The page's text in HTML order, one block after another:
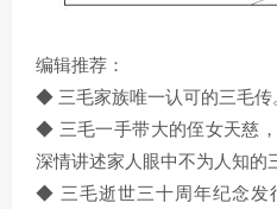
编辑推荐：
◆ 三毛家族唯一认可的三毛传
◆ 三毛一手带大的侄女天慈
深情讲述家人眼中不为人知的
◆ 三毛逝世三十周年纪念发